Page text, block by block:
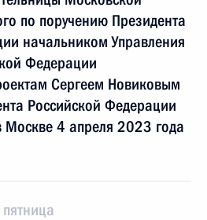
по поручению Президента
начальником Управления
Федерации
Сергеем Новиковым
Российской Федерации
Москве 4 апреля 2023 года